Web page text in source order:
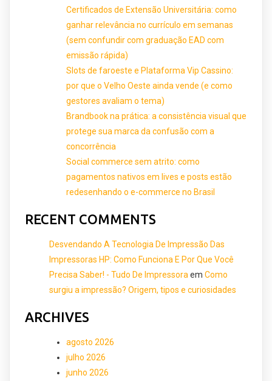
Certificados de Extensão Universitária: como
ganhar relevância no currículo em semanas
(sem confundir com graduação EAD com
emissão rápida)
Slots de faroeste e Plataforma Vip Cassino:
por que o Velho Oeste ainda vende (e como
gestores avaliam o tema)
Brandbook na prática: a consistência visual que
protege sua marca da confusão com a
concorrência
Social commerce sem atrito: como
pagamentos nativos em lives e posts estão
redesenhando o e-commerce no Brasil
RECENT COMMENTS
Desvendando A Tecnologia De Impressão Das
Impressoras HP: Como Funciona E Por Que Você
Precisa Saber! - Tudo De Impressora em Como
surgiu a impressão? Origem, tipos e curiosidades
ARCHIVES
agosto 2026
julho 2026
junho 2026